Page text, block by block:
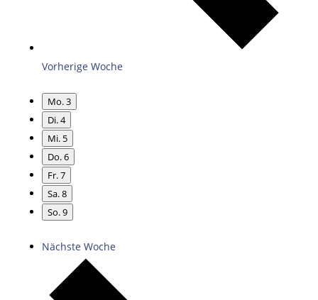
Vorherige Woche
Mo.3
Di.4
Mi. 5
Do.6
Fr.7
Sa.8
So.9
Nächste Woche